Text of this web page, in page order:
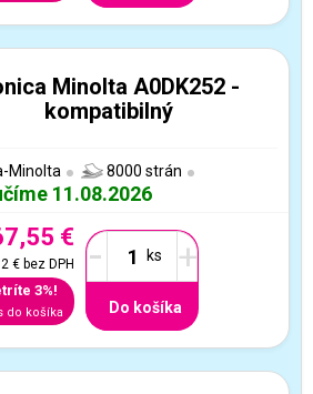
Minolta A0DK252 -
kompatibilný
Minolta 8000 strán
11.08.2026
€
€bez DPH
3%!
do košíka
- +
Do košíka